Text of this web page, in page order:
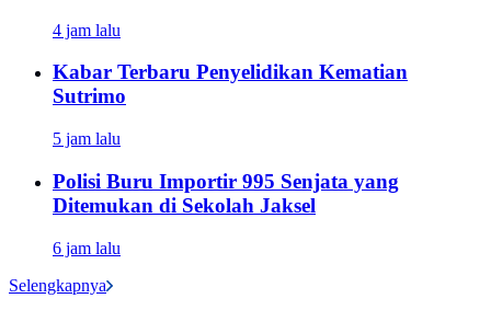
4 jam lalu
Kabar Terbaru Penyelidikan Kematian
Sutrimo
5 jam lalu
Polisi Buru Importir 995 Senjata yang
Ditemukan di Sekolah Jaksel
6 jam lalu
Selengkapnya